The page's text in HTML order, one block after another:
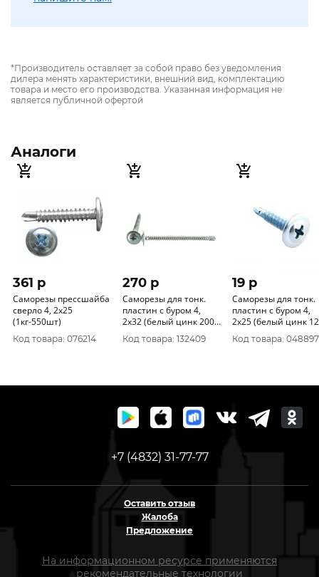
*Производитель оставляет за собой право без уведомления
дилера менять характеристики, внешний вид, комплектацию
товара и место его производства. Указанная информация не
является публичной офертой
Аналоги
361 p
Саморезы прессшайба
сверло 4, 2х25
(1кг-550шт)
Код товара: 076214
270 p
Саморезы для тонк.
пластин с буром 4,
2x32 (белый цинк 200
шт)
Код товара: 132409
19 p
Саморезы для тонк.
пластин с буром 4,
2x25 (белый цинк 12
шт) 070821
Код товара: 048897
+7 (4832) 31-77-77
Оставить отзыв
Жалоба
Предложение
На информационном ресурсе применяются
рекомендательные технологии